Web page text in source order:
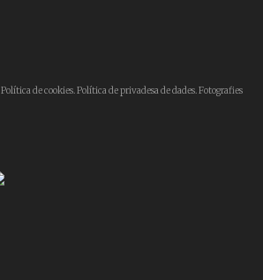
Política de cookies.Política de privadesa de dades.Fotografies